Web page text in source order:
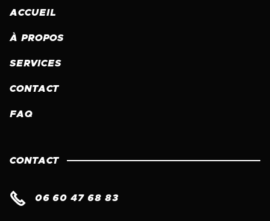
ACCUEIL
À PROPOS
SERVICES
CONTACT
FAQ
CONTACT
 06 60 47 68 83